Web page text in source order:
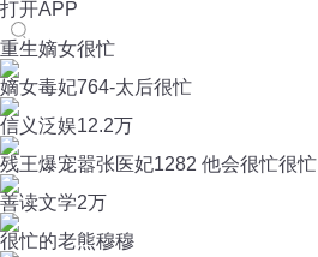
打开APP
重生嫡女很忙
嫡女毒妃764-太后很忙
信义泛娱12.2万
残王爆宠嚣张医妃1282 他会很忙很忙
善读文学2万
很忙的老熊穆穆